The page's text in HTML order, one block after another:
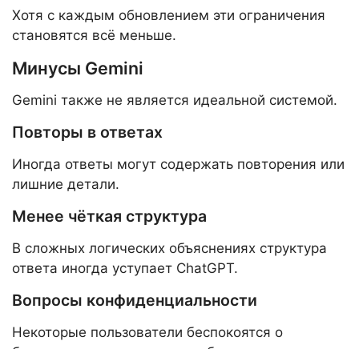
Хотя с каждым обновлением эти ограничения
становятся всё меньше.
Минусы Gemini
Gemini также не является идеальной системой.
Повторы в ответах
Иногда ответы могут содержать повторения или
лишние детали.
Менее чёткая структура
В сложных логических объяснениях структура
ответа иногда уступает ChatGPT.
Вопросы конфиденциальности
Некоторые пользователи беспокоятся о